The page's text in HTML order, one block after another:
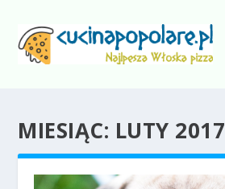
MIESIĄC: LUTY 2017